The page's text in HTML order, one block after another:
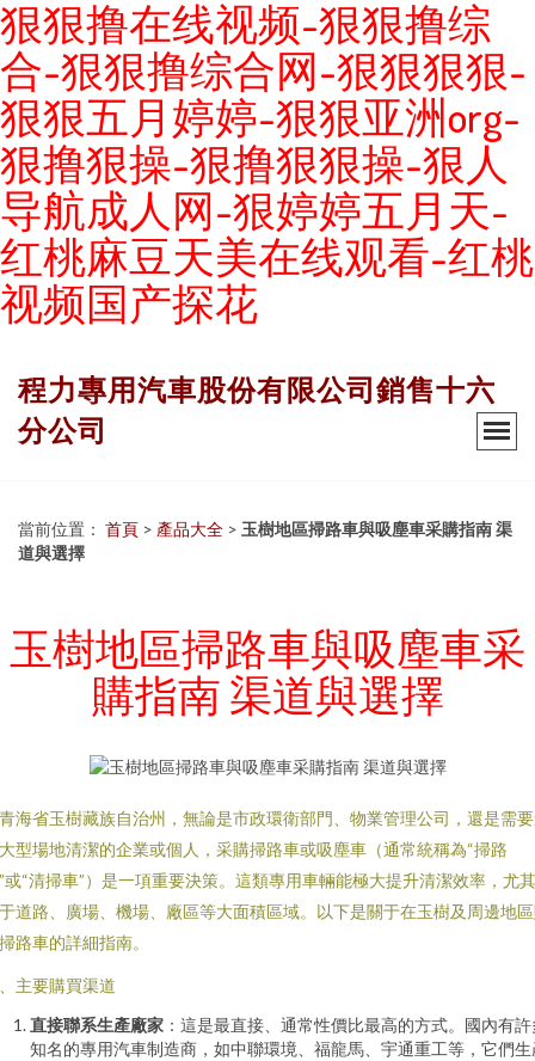
狠狠撸在线视频-狠狠撸综
合-狠狠撸综合网-狠狠狠狠-
狠狠五月婷婷-狠狠亚洲org-
狠撸狠操-狠撸狠狠操-狠人
导航成人网-狠婷婷五月天-
红桃麻豆天美在线观看-红桃
视频国产探花
程力專用汽車股份有限公司銷售十六
分公司
當前位置： 首頁 > 產品大全 > 玉樹地區掃路車與吸塵車采購指南 渠
道與選擇
玉樹地區掃路車與吸塵車采
購指南 渠道與選擇
海省玉樹藏族自治州，無論是市政環衛部門、物業管理公司，還是需
型場地清潔的企業或個人，采購掃路車或吸塵車（通常統稱為“掃路
或“清掃車”）是一項重要決策。這類專用車輛能極大提升清潔效率，尤
道路、廣場、機場、廠區等大面積區域。以下是關于在玉樹及周邊地
路車的詳細指南。
主要購買渠道
直接聯系生產廠家 ：這是最直接、通常性價比最高的方式。國內有
知名的專用汽車制造商，如中聯環境、福龍馬、宇通重工等，它們生